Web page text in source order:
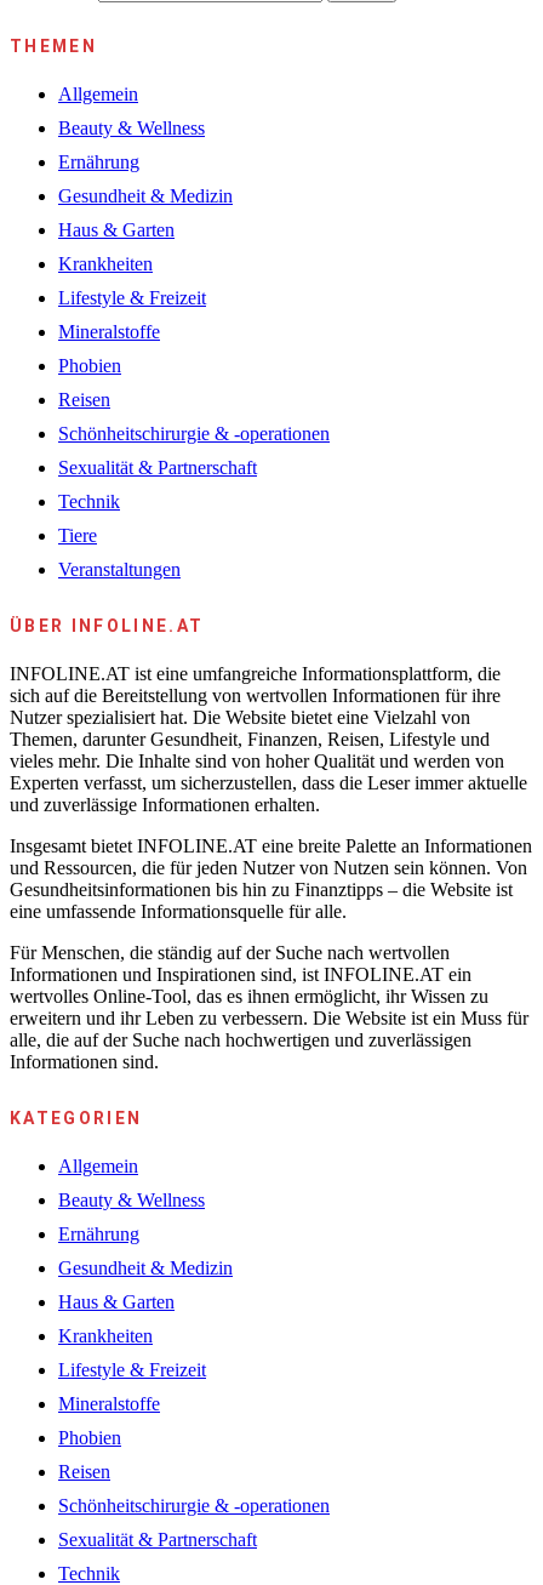
THEMEN
Allgemein
Beauty & Wellness
Ernährung
Gesundheit & Medizin
Haus & Garten
Krankheiten
Lifestyle & Freizeit
Mineralstoffe
Phobien
Reisen
Schönheitschirurgie & -operationen
Sexualität & Partnerschaft
Technik
Tiere
Veranstaltungen
ÜBER INFOLINE.AT
INFOLINE.AT ist eine umfangreiche Informationsplattform, die
sich auf die Bereitstellung von wertvollen Informationen für ihre
Nutzer spezialisiert hat. Die Website bietet eine Vielzahl von
Themen, darunter Gesundheit, Finanzen, Reisen, Lifestyle und
vieles mehr. Die Inhalte sind von hoher Qualität und werden von
Experten verfasst, um sicherzustellen, dass die Leser immer aktuelle
und zuverlässige Informationen erhalten.
Insgesamt bietet INFOLINE.AT eine breite Palette an Informationen
und Ressourcen, die für jeden Nutzer von Nutzen sein können. Von
Gesundheitsinformationen bis hin zu Finanztipps – die Website ist
eine umfassende Informationsquelle für alle.
Für Menschen, die ständig auf der Suche nach wertvollen
Informationen und Inspirationen sind, ist INFOLINE.AT ein
wertvolles Online-Tool, das es ihnen ermöglicht, ihr Wissen zu
erweitern und ihr Leben zu verbessern. Die Website ist ein Muss für
alle, die auf der Suche nach hochwertigen und zuverlässigen
Informationen sind.
KATEGORIEN
Allgemein
Beauty & Wellness
Ernährung
Gesundheit & Medizin
Haus & Garten
Krankheiten
Lifestyle & Freizeit
Mineralstoffe
Phobien
Reisen
Schönheitschirurgie & -operationen
Sexualität & Partnerschaft
Technik